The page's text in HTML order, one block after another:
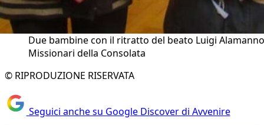
Due bambine con il ritratto del beato Luigi
Missionari della Consolata
© RIPRODUZIONE RISERVATA
Seguici anche su Google Discover di Avvenire